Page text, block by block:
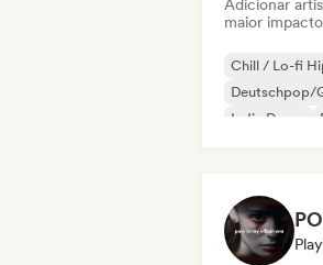
Adicionar
maior impacto
Chill / Lo-fi
Deutschpop/
Indie Dance